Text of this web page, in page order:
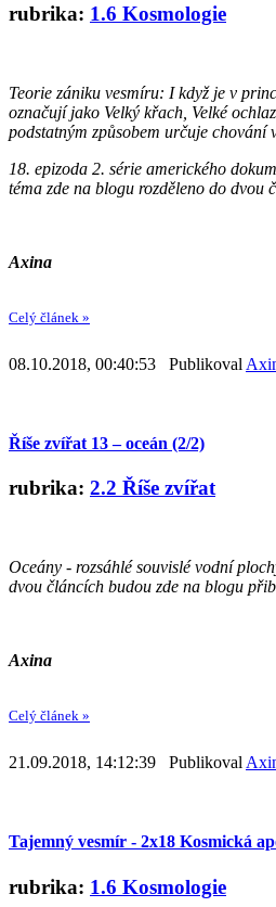
rubrika: 1.6 Kosmologie
Teorie zániku vesmíru: I když je v
označují jako Velký křach, Velké
podstatným způsobem určuje chování
18. epizoda 2. série amerického
téma zde na blogu rozděleno do dvou
Axina
Celý článek »
08.10.2018, 00:40:53 Publikoval
Říše zvířat 13 – oceán (2/2)
rubrika: 2.2 Říše zvířat
Oceány - rozsáhlé souvislé vodní
dvou článcích budou zde na blogu
Axina
Celý článek »
21.09.2018, 14:12:39 Publikoval
Tajemný vesmír - 2x18 Kosmická
rubrika: 1.6 Kosmologie